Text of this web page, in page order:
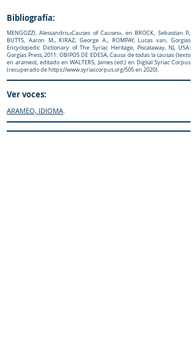
Bibliografía:
MENGOZZI, Alessandro,«Causes of Causes», en BROCK, Sebastian P.,
BUTTS, Aaron M., KIRAZ, George A., ROMPAY, Lucas van, Gorgias
Encyclopedic Dictionary of The Syriac Heritage, Piscataway, NJ, USA:
Gorgias Press, 2011: OBIPOS DE EDESA, Causa de todas la causas (texto
en arameo), editado en WALTERS, James (ed.) en Digital Syriac Corpus
(recuperado dehttps://www.syriaccorpus.org/505en 2020).
Ver voces:
ARAMEO, IDIOMA.